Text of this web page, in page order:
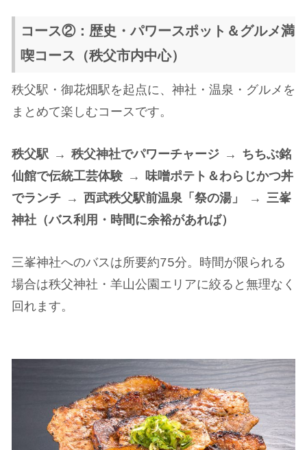
コース②：歴史・パワースポット＆グルメ満
喫コース（秩父市内中心）
秩父駅・御花畑駅を起点に、神社・温泉・グルメを
まとめて楽しむコースです。
秩父駅 → 秩父神社でパワーチャージ → ちちぶ銘
仙館で伝統工芸体験 → 味噌ポテト＆わらじかつ丼
でランチ → 西武秩父駅前温泉「祭の湯」 → 三峯
神社（バス利用・時間に余裕があれば）
三峯神社へのバスは所要約75分。時間が限られる
場合は秩父神社・羊山公園エリアに絞ると無理なく
回れます。